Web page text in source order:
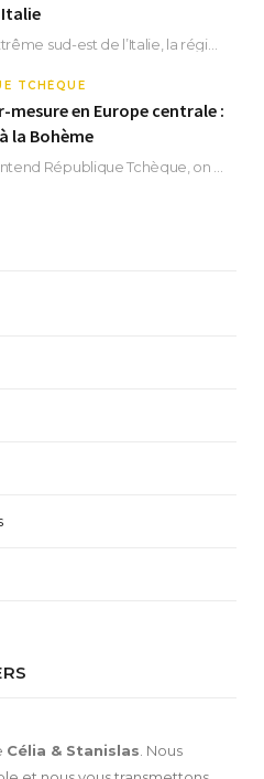
Italie
TCHÈQUE
mesure en Europe centrale :
la Bohème
Célia & Stanislas . Nous